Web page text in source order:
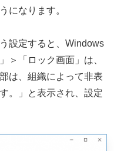
になります。
設定すると、Windows
＞「ロック画面」は、
は、組織によって非表
。」と表示され、設定